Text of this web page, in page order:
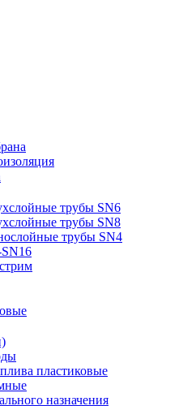
трубы SN6
трубы SN8
трубы SN4
пластиковые
назначения